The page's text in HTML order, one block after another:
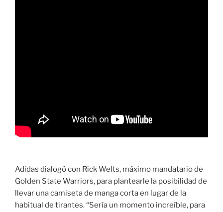
Adidas dialogó con Rick Welts, máximo mandatario de
Golden State Warriors, para plantearle la posibilidad de
llevar una camiseta de manga corta en lugar de la
habitual de tirantes. “Sería un momento increíble, para